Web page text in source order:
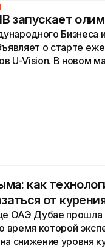
запускает
Бизнеса
о старте
U-Vision. В новом
как
от
ОАЭ Дубае прошла
время которой
снижение уровня